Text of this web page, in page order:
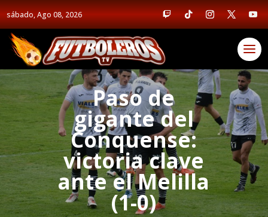
sábado, Ago 08, 2026
Paso de
gigante del
Conquense:
victoria clave
ante el Melilla
(1-0)